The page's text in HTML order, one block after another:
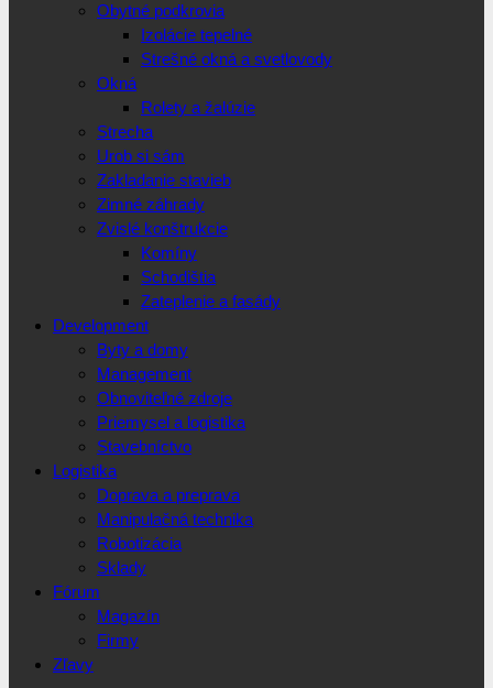
Obytné podkrovia
Izolácie tepelné
Strešné okná a svetlovody
Okná
Rolety a žalúzie
Strecha
Urob si sám
Zakladanie stavieb
Zimné záhrady
Zvislé konštrukcie
Komíny
Schodištia
Zateplenie a fasády
Development
Byty a domy
Management
Obnoviteľné zdroje
Priemysel a logistika
Stavebníctvo
Logistika
Doprava a preprava
Manipulačná technika
Robotizácia
Sklady
Fórum
Magazín
Firmy
Zľavy